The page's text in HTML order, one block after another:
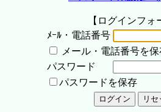
【ログインフォ
ﾒｰﾙ・電話番号
メール・電話番号を
パスワード
パスワードを保存